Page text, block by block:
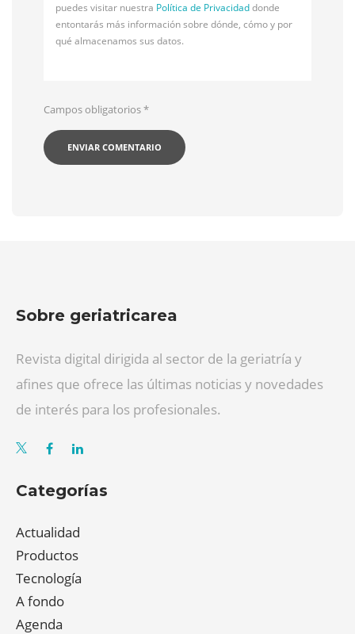
puedes visitar nuestra Política de Privacidaddonde
entontarás más información sobre dónde, cómo y por
qué almacenamos sus datos.
Campos obligatorios*
Sobre geriatricarea
Revista digital dirigida al sector de la geriatría y
afines que ofrece las últimas noticias y novedades
de interés para los profesionales.
Categorías
Actualidad
Productos
Tecnología
A fondo
Agenda